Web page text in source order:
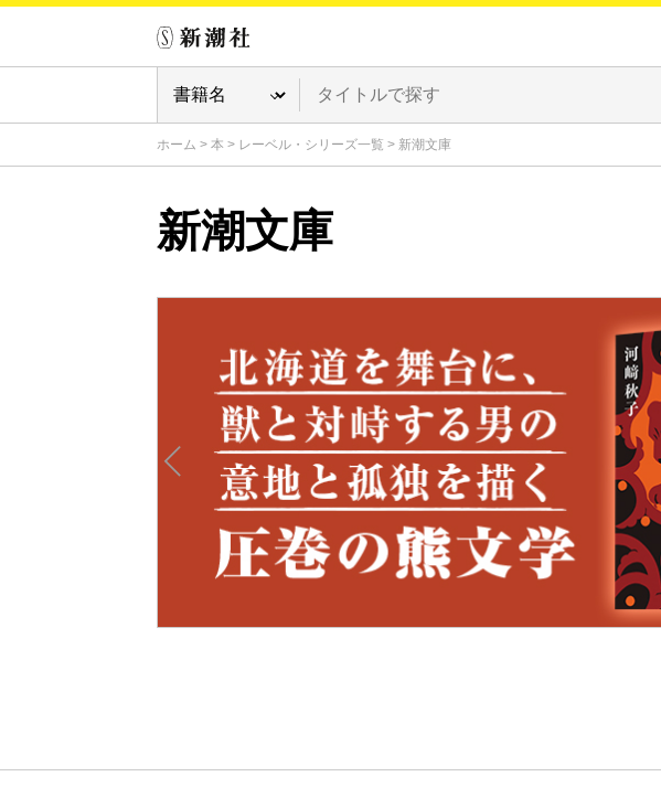
ホーム > 本 > レーベル・シリーズ一覧 > 新潮文庫
新潮文庫